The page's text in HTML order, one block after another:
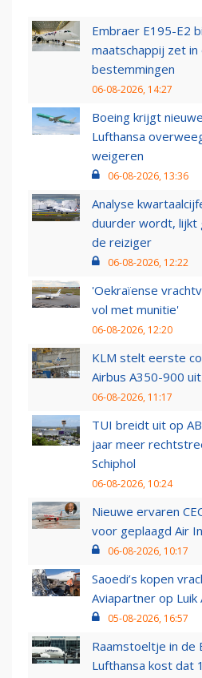
Embraer E195-E2
maatschappij zet in
bestemmingen
06-08-2026, 14:27
Boeing krijgt
Lufthansa
weigeren
06-08-2026, 13:36
Analyse
duurder wordt, lijkt
de reiziger
06-08-2026, 12:22
'Oekraïense
vol met munitie'
06-08-2026, 12:20
KLM stelt eerste
Airbus A350-900 uit
06-08-2026, 11:17
TUI breidt uit op
jaar meer
Schiphol
06-08-2026, 10:24
Nieuwe ervaren
voor geplaagd Air
06-08-2026, 10:17
Saoedi’s kopen
Aviapartner op
05-08-2026, 16:57
Raamstoeltje in de
Lufthansa kost dat